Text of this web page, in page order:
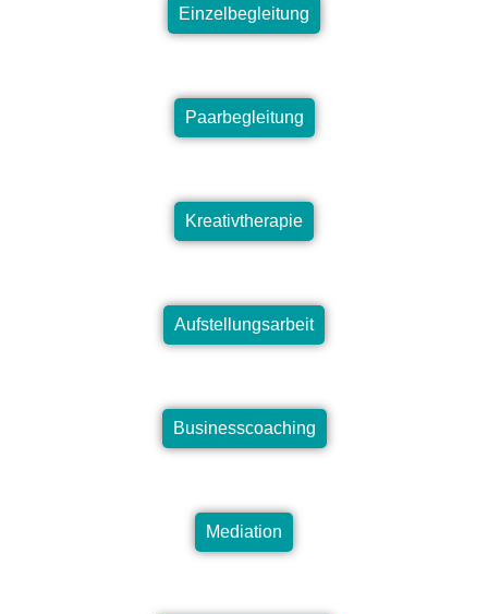
Einzelbegleitung
Paarbegleitung
Kreativtherapie
Aufstellungsarbeit
Businesscoaching
Mediation